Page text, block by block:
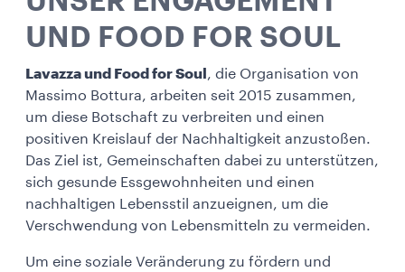
UND FOOD FOR SOUL
Lavazza und Food for Soul , die Organisation von
Massimo Bottura, arbeiten seit 2015 zusammen,
um diese Botschaft zu verbreiten und einen
positiven Kreislauf der Nachhaltigkeit anzustoßen.
Das Ziel ist, Gemeinschaften dabei zu unterstützen,
sich gesunde Essgewohnheiten und einen
nachhaltigen Lebensstil anzueignen, um die
Verschwendung von Lebensmitteln zu vermeiden.
Um eine soziale Veränderung zu fördern und